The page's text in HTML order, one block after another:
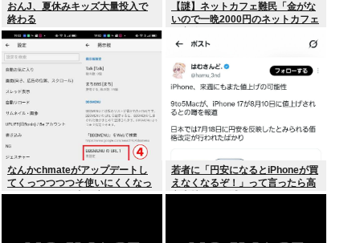
おんJ、夏休みキッズ大量投入で
終わる
【謎】ネットカフェ難民「金がな
いので一晩2000円のネットカフェ
なんかchmateがアップデートし
てくっつつつつそ使いにくくなっ
たんだけど？作者馬鹿なの？死ぬ
若者に「円安になるとiPhoneが買
えなくなるぞ！」って言ったら高
市支持する奴減りそうだよな